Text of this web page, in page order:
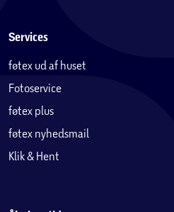
Services
føtex ud af huset
Fotoservice
føtex plus
føtex nyhedsmail
Klik & Hent